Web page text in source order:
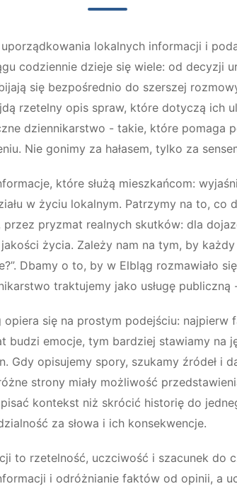
lokalnych informacji i
codziennie dzieje się wiele: od decyzji
się bezpośrednio do szerszej
rzetelny opis spraw, które dotyczą ich
dziennikarstwo - takie, które pomaga
Nie gonimy za hałasem, tylko za
które służą mieszkańcom:
w życiu lokalnym. Patrzymy na to, co
pryzmat realnych skutków: dla
życia. Zależy nam na tym, by
Dbamy o to, by w Elbląg rozmawiało
traktujemy jako usługę publiczną
się na prostym podejściu: najpierw
budzi emocje, tym bardziej stawiamy na
Gdy opisujemy spory, szukamy źródeł i
strony miały możliwość
kontekst niż skrócić historię do
za słowa i ich konsekwencje.
to rzetelność, uczciwość i szacunek do
i odróżnianie faktów od opinii, a